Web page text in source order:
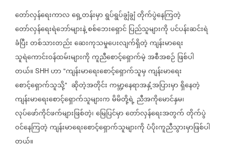
တော်လှန်ရေးကာလရှေ့တန်းမှာရွပ်ရွပ်ချွံချွံတိုက်ပွဲနေကြတဲ့
တော်လှန်ရေးရဲဘော်များနဲ့စစ်ဘေးရှောင်ပြည်သူများကိုပင်ပန်းဆင်းရဲ
ခံပြီးတစ်သားတည်းဆေးကုသမှုပေးလျက်ရှိတဲ့ကျန်းမာရေး
သူရဲကောင်းဝန်ထမ်းများကိုကူညီစောင့်ရှောက်မဲ့အစီအစဉ် ဖြစ်ပါ
တယ်။ SHH ဟာ "ကျန်းမာရေးစောင့်ရှောက်သူမှကျန်းမာရေး
စောင့်ရှောက်သူသို့" ဆိုတဲ့အတိုင်းကမ္ဘာ့နေရာအနှံ့အပြားမှာရှိနေတဲ့
ကျန်းမာရေးစောင့်ရှောက်သူများကမိမိတို့ရဲ့ညီအကိုမောင်နှမ၊
လုပ်ဖော်ကိုင်ဖက်များဖြစ်တဲ့၊မြေပြင်မှာတော်လှန်ရေးအတွက်တိုက်ပွဲ
ဝင်နေကြတဲ့ကျန်းမာရေးစောင့်ရှောက်သူများကိုပံပိုးကူညီသွားမှာဖြစ်ပါ
တယ်။